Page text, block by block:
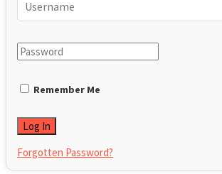
Remember Me
Forgotten Password?